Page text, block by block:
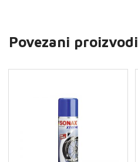
kiše
2u1
Povezani proizvodi